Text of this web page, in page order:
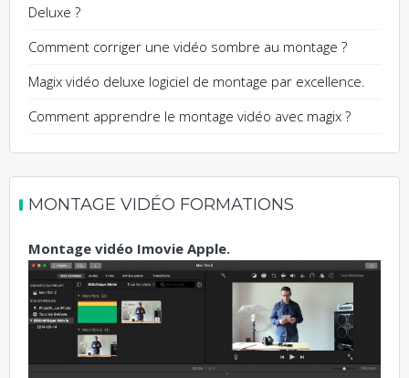
Deluxe ?
Comment corriger une vidéo sombre au montage ?
Magix vidéo deluxe logiciel de montage par excellence.
Comment apprendre le montage vidéo avec magix ?
MONTAGE VIDÉO FORMATIONS
Montage vidéo Imovie Apple.